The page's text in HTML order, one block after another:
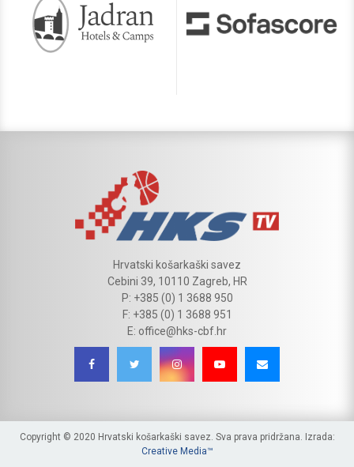
Hrvatski košarkaški savez
Cebini 39, 10110 Zagreb, HR
P: +385 (0) 1 3688 950
F: +385 (0) 1 3688 951
E: office@hks-cbf.hr
Copyright © 2020 Hrvatski košarkaški savez. Sva prava pridržana. Izrada:
Creative Media™